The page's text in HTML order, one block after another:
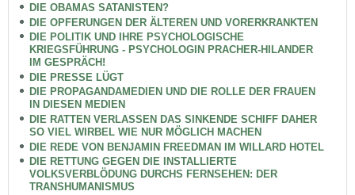
DIE OBAMAS SATANISTEN?
DIE OPFERUNGEN DER ÄLTEREN UND VORERKRANKTEN
DIE POLITIK UND IHRE PSYCHOLOGISCHE
KRIEGSFÜHRUNG - PSYCHOLOGIN PRACHER-HILANDER
IM GESPRÄCH!
DIE PRESSE LÜGT
DIE PROPAGANDAMEDIEN UND DIE ROLLE DER FRAUEN
IN DIESEN MEDIEN
DIE RATTEN VERLASSEN DAS SINKENDE SCHIFF DAHER
SO VIEL WIRBEL WIE NUR MÖGLICH MACHEN
DIE REDE VON BENJAMIN FREEDMAN IM WILLARD HOTEL
DIE RETTUNG GEGEN DIE INSTALLIERTE
VOLKSVERBLÖDUNG DURCHS FERNSEHEN: DER
TRANSHUMANISMUS